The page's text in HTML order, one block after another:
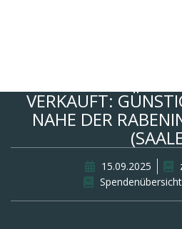
VERKAUFT:
NAHE DER
15.09.2025